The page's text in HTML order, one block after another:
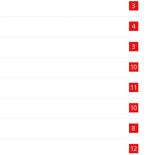
3
4
3
10
11
10
8
12